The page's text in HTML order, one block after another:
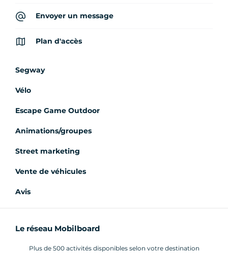
Envoyer un message
Plan d'accès
Segway
Vélo
Escape Game Outdoor
Animations/groupes
Street marketing
Vente de véhicules
Avis
Le réseau Mobilboard
Plus de 500 activités disponibles selon votre destination